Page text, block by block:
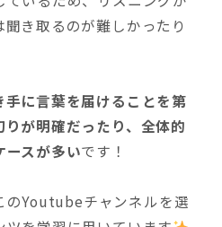
き取るのが難しかったり
手に言葉を届けることを第
が明確だったり、全体的
ースが多いです！
のYoutubeチャンネルを選